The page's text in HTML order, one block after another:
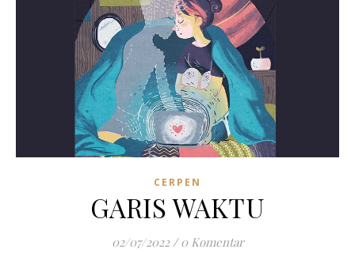
CERPEN
GARIS WAKTU
02/07/2022 / 0 Komentar